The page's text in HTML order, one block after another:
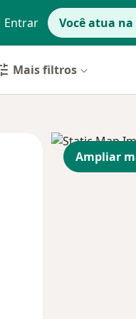
Entrar Você atua
Mais filtros
Qui,
13 Ago
Ampliar